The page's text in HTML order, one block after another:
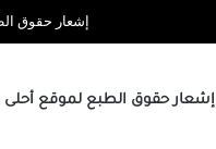
إشعار حقوق
إشعار حقوق الطبع لموقع أحلى